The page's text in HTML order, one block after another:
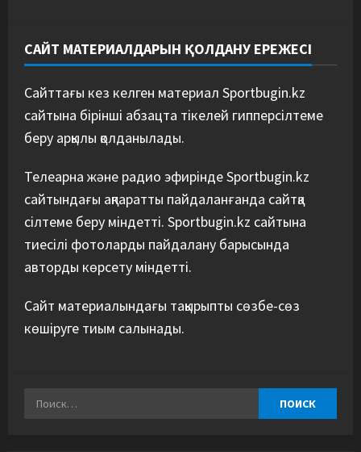
САЙТ МАТЕРИАЛДАРЫН ҚОЛДАНУ ЕРЕЖЕСІ
Сайттағы кез келген материал Sportbugin.kz
сайтына бірінші абзацта тікелей гипперсілтеме
беру арқылы қолданылады.
Телеарна және радио эфирінде Sportbugin.kz
сайтындағы ақпаратты пайдаланғанда сайтқа
сілтеме беру міндетті. Sportbugin.kz сайтына
тиесілі фотоларды пайдалану барысында
авторды көрсету міндетті.
Сайт материалындағы тақырыпты сөзбе-сөз
көшіруге тиым салынады.